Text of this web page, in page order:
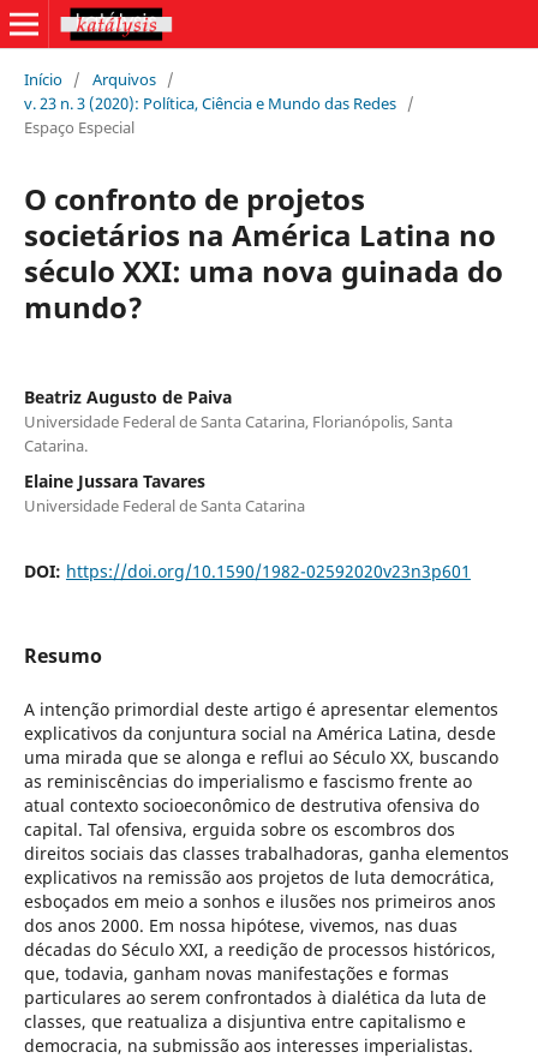
Início / Arquivos /
v. 23 n. 3 (2020): Política, Ciência e Mundo das Redes /
Espaço Especial
O confronto de projetos
societários na América Latina no
século XXI: uma nova guinada do
mundo?
Beatriz Augusto de Paiva
Universidade Federal de Santa Catarina, Florianópolis, Santa
Catarina.
Elaine Jussara Tavares
Universidade Federal de Santa Catarina
DOI: https://doi.org/10.1590/1982-02592020v23n3p601
Resumo
A intenção primordial deste artigo é apresentar elementos
explicativos da conjuntura social na América Latina, desde
uma mirada que se alonga e reflui ao Século XX, buscando
as reminiscências do imperialismo e fascismo frente ao
atual contexto socioeconômico de destrutiva ofensiva do
capital. Tal ofensiva, erguida sobre os escombros dos
direitos sociais das classes trabalhadoras, ganha elementos
explicativos na remissão aos projetos de luta democrática,
esboçados em meio a sonhos e ilusões nos primeiros anos
dos anos 2000. Em nossa hipótese, vivemos, nas duas
décadas do Século XXI, a reedição de processos históricos,
que, todavia, ganham novas manifestações e formas
particulares ao serem confrontados à dialética da luta de
classes, que reatualiza a disjuntiva entre capitalismo e
democracia, na submissão aos interesses imperialistas.